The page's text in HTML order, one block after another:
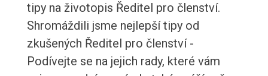
tipy na životopis Ředitel pro členství.
Shromáždili jsme nejlepší tipy od
zkušených Ředitel pro členství -
Podívejte se na jejich rady, které vám